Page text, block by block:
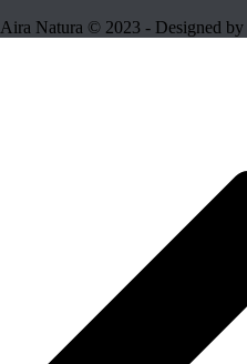
Aira Natura © 2023 - Designed by